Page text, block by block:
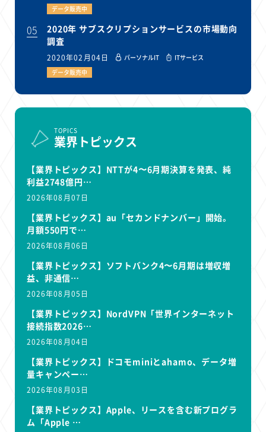
データ販売中
05
2020年 サブスクリプションサービスの市場動向
調査
2020年02月04日 パーソナルIT
ITサービス
データ販売中
TOPICS
業界トピックス
【業界トピックス】NTTが4〜6月期決算を発表、純
利益2748億円…
2026年08月07日
【業界トピックス】au「セカンドナンバー」開始。
月額550円で…
2026年08月06日
【業界トピックス】ソフトバンク4〜6月期は増収増
益、非通信…
2026年08月05日
【業界トピックス】NordVPN「世界インターネット
接続指数2026…
2026年08月04日
【業界トピックス】ドコモminiとahamo、データ増
量キャンペー…
2026年08月03日
【業界トピックス】Apple、リースを含む新プログラ
ム「Apple …